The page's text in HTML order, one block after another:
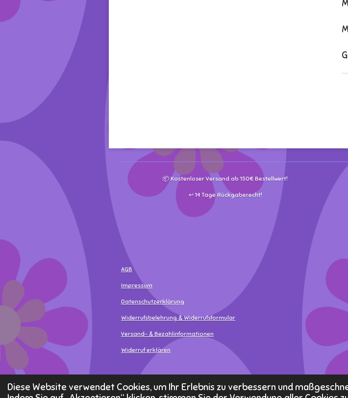
Diese Website verwendet Cookies, um Ihr Erlebnis zu verbessern und
📦 Kostenloser Versand ab 150€ Bestellwert!
↩️ 14 Tage Rückgaberecht!
AGB
Impressum
Datenschutzerklärung
Widerrufsbelehrung & Widerrufsformular
Versand- & Bezahlinformationen
Widerruf erklären
© 2025 - 2026 MamaLea